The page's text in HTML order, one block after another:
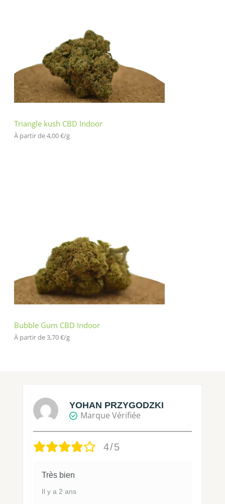
Triangle kush CBD Indoor
À partir de 4,00€/g
Bubble Gum CBD Indoor
À partir de 3,70€/g
YOHAN PRZYGODZKI
Marque Vérifiée
4/5
Très bien
Il y a 2 ans